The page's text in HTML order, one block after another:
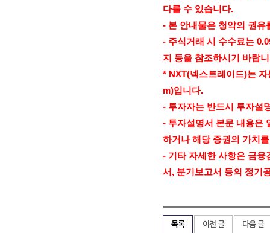
다를 수 있습니다.
- 본 안내물은 청약의 권유
- 주식거래 시 수수료는
지 등을 참조하시기 바랍
* NXT(넥스트레이드)는
m)입니다.
- 투자자는 반드시 투자설
- 투자설명서 본문 내용은
하거나 해당 증권의 가치
- 기타 자세한 사항은 금융
서 , 분기보고서 등의 정기
목록 이전 글 다음 글